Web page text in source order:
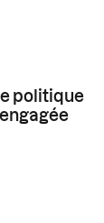
politique